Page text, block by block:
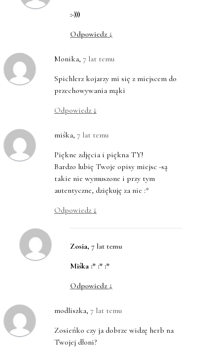
:-)))
Odpowiedz ↓
Monika, 7 lat temu
Spichlerz kojarzy mi się z miejscem do
przechowywania mąki
Odpowiedz ↓
miśka, 7 lat temu
Piękne zdjęcia i piękna TY!
Bardzo lubię Twoje opisy miejsc -są
takie nie wymuszone i przy tym
autentyczne, dziękuję za nie :*
Odpowiedz ↓
Zosia, 7 lat temu
Miśka :* :* :*
Odpowiedz ↓
modliszka, 7 lat temu
Zosieńko czy ja dobrze widzę herb na
Twojej dłoni?